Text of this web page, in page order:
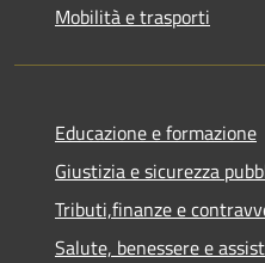
Mobilità e trasporti
Educazione e formazione
Giustizia e sicurezza
Tributi,finanze e
Salute, benessere e